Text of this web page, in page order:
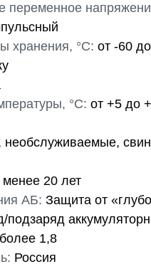
переменное
хранения, °С: от -60
°С: от +5 до
необслуживаемые,
20 лет
АБ: Защита от
подзаряд
1,8
Россия